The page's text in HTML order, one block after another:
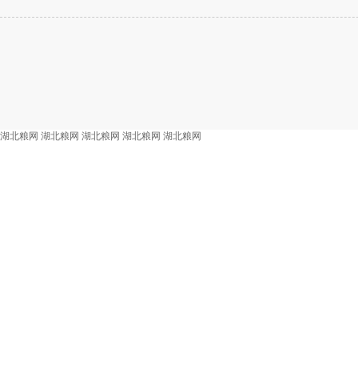
湖北粮网 湖北粮网 湖北粮网 湖北粮网 湖北粮网